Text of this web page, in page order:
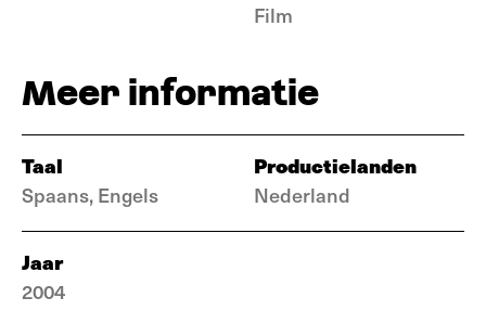
Film
Meer informatie
Taal
Spaans, Engels
Productielanden
Nederland
Jaar
2004